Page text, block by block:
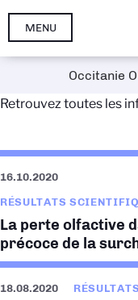
Aller
MENU
Retrouvez toutes les
16.10.2020
RÉSULTATS
La perte olfactive
précoce de la
18.08.2020